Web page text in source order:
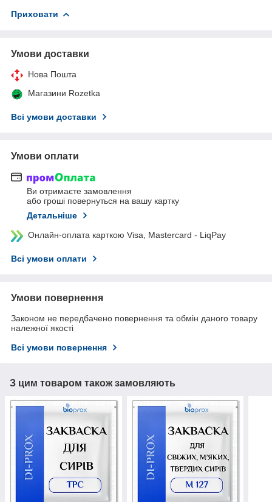
Приховати
Умови доставки
Нова Пошта
Магазини Rozetka
Всі умови доставки
Умови оплати
Ви отримаєте замовлення
або гроші повернуться на вашу картку
Детальніше
Онлайн-оплата карткою Visa, Mastercard - LiqPay
Всі умови оплати
Умови повернення
Законом не передбачено повернення та обмін даного товару
належної якості
Всі умови повернення
З цим товаром також замовляють